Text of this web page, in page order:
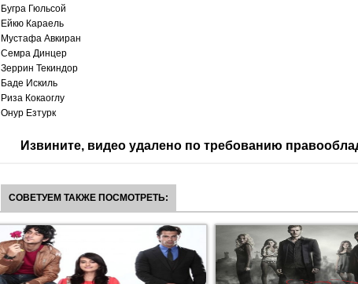
Бугра Гюльсой
Ейкю Караель
Мустафа Авкиран
Семра Динцер
Зеррин Текиндор
Баде Искиль
Риза Кокаоглу
Онур Езтурк
Извините, видео удалено по требованию
СОВЕТУЕМ ТАКЖЕ ПОСМОТРЕТЬ: